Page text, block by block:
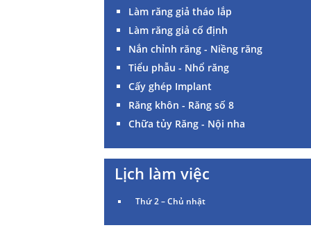
Làm răng giả tháo lắp
Làm răng giả cố định
Nắn chỉnh răng - Niềng răng
Tiểu phẫu - Nhổ răng
Cấy ghép Implant
Răng khôn - Răng số 8
Chữa tủy Răng - Nội nha
Lịch làm việc
Thứ 2 – Chủ nhật